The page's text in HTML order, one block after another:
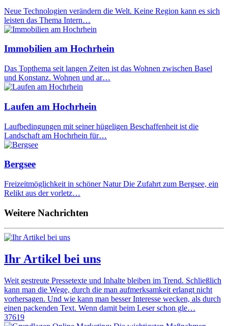
Neue Technologien verändern die Welt. Keine Region kann es sich
leisten das Thema Intern…
Immobilien am Hochrhein
Das Topthema seit langen Zeiten ist das Wohnen zwischen Basel
und Konstanz. Wohnen und ar…
Laufen am Hochrhein
Laufbedingungen mit seiner hügeligen Beschaffenheit ist die
Landschaft am Hochrhein für…
Bergsee
Freizeitmöglichkeit in schöner Natur Die Zufahrt zum Bergsee, ein
Relikt aus der vorletz…
Weitere Nachrichten
Ihr Artikel bei uns
Weit gestreute Pressetexte und Inhalte bleiben im Trend. Schließlich
kann man die Wege, durch die man aufmerksamkeit erlangt nicht
vorhersagen. Und wie kann man besser Interesse wecken, als durch
einen packenden Text. Wenn damit beim Leser schon gle…
37619